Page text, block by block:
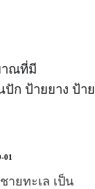
าณที่มี
ก ป้ายยาง ป้าย
01
ายทะเล เป็น